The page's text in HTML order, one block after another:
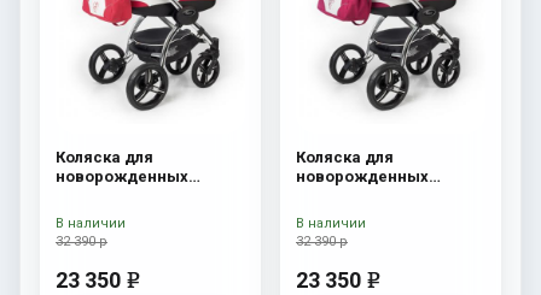
Коляска для
новорожденных
Chrome) Red Lux
32 390 р
23 350 e
В наличии
Коляска для
новорожденных
Chrome) Borduex
32 390 р
23 350 e
В наличии